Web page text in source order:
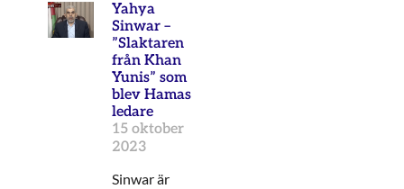
Yahya
Sinwar –
”Slaktaren
från Khan
Yunis” som
blev Hamas
ledare
15 oktober
2023
Sinwar är